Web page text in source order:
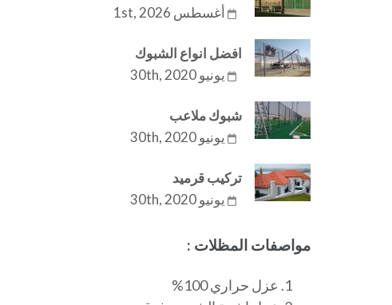
أغسطس 1st, 2026
افضل انواع الشبوك
يونيو 30th, 2020
شبوك ملاعب
يونيو 30th, 2020
تركيب قرميد
يونيو 30th, 2020
مواصفات المظلات :
عزل حراري 100%